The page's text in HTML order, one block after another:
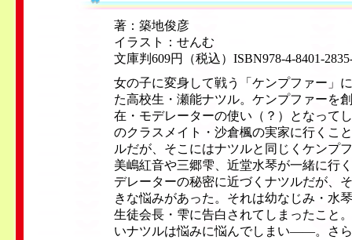
著：築地俊彦
イラスト：せんむ
文庫判609円（税込）ISBN978-4-8401-
女の子に変身して戦う「ケンプファー」
た高校生・瀬能ナツル。ケンプファーを
在・モデレーターの使い（？）となって
のクラスメイト・沙倉楓の実家に行くこ
ルだが、そこにはナツルと同じくケンプ
美嶋紅音や三郷雫、近堂水琴が一緒に行
デレーターの秘密に近づくナツルだが、
きな悩みがあった。それは幼なじみ・水
生徒会長・雫に告白されてしまったこと
いナツルは悩みに悩んでしまい——。さ